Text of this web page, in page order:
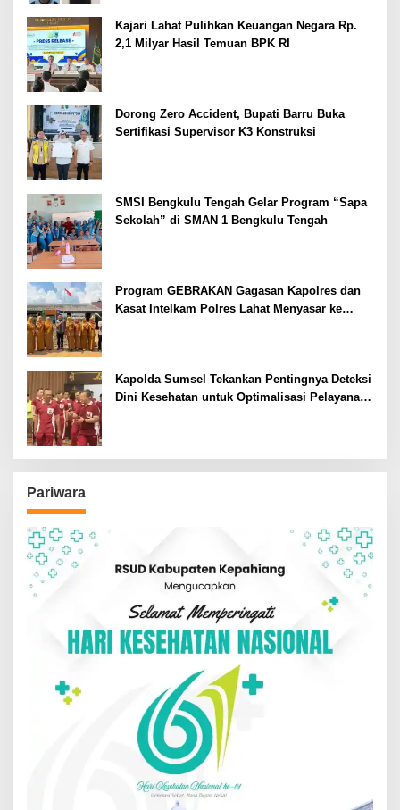
Kajari Lahat Pulihkan Keuangan Negara Rp.
2,1 Milyar Hasil Temuan BPK RI
Dorong Zero Accident, Bupati Barru Buka
Sertifikasi Supervisor K3 Konstruksi
SMSI Bengkulu Tengah Gelar Program “Sapa
Sekolah” di SMAN 1 Bengkulu Tengah
Program GEBRAKAN Gagasan Kapolres dan
Kasat Intelkam Polres Lahat Menyasar ke
Kapolda Sumsel Tekankan Pentingnya Deteksi
Dini Kesehatan untuk Optimalisasi Pelayanan
Pariwara